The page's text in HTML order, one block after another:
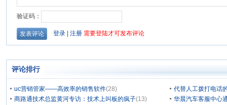
评论排行
uc营销管家——高效率的销售软件(28)
代替人工拨打电话
商路通技术总监黄河专访：技术上叫板的疯子(13)
华晨汽车客服中心